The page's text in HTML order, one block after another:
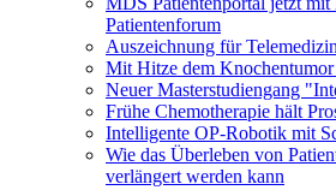
Patientenforum
Auszeichnung für
Mit Hitze dem Knochentumor
Neuer Masterstudiengang
Frühe Chemotherapie hält
Intelligente OP-Robotik mit
Wie das Überleben von
verlängert werden kann